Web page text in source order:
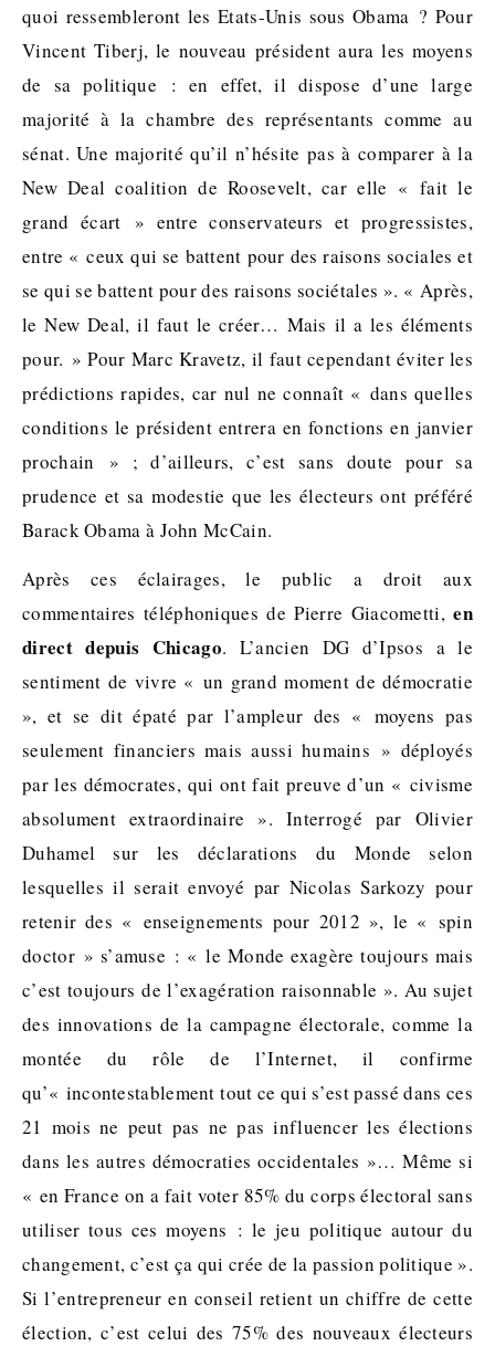
quoi ressembleront les Etats-Unis sous Obama ? Pour
Vincent Tiberj, le nouveau président aura les moyens
de sa politique : en effet, il dispose d’une large
majorité à la chambre des représentants comme au
sénat. Une majorité qu’il n’hésite pas à comparer à la
New Deal coalition de Roosevelt, car elle « fait le
grand écart » entre conservateurs et progressistes,
entre « ceux qui se battent pour des raisons sociales et
se qui se battent pour des raisons sociétales ». « Après,
le New Deal, il faut le créer… Mais il a les éléments
pour. » Pour Marc Kravetz, il faut cependant éviter les
prédictions rapides, car nul ne connaît « dans quelles
conditions le président entrera en fonctions en janvier
prochain » ; d’ailleurs, c’est sans doute pour sa
prudence et sa modestie que les électeurs ont préféré
Barack Obama à John McCain.
Après ces éclairages, le public a droit aux
commentaires téléphoniques de Pierre Giacometti,en
direct depuis Chicago. L’ancien DG d’Ipsos a le
sentiment de vivre « un grand moment de démocratie
», et se dit épaté par l’ampleur des « moyens pas
seulement financiers mais aussi humains » déployés
par les démocrates, qui ont fait preuve d’un « civisme
absolument extraordinaire ». Interrogé par Olivier
Duhamel sur les déclarations du Monde selon
lesquelles il serait envoyé par Nicolas Sarkozy pour
retenir des « enseignements pour 2012 », le « spin
doctor » s’amuse : « le Monde exagère toujours mais
c’est toujours de l’exagération raisonnable ». Au sujet
des innovations de la campagne électorale, comme la
montée du rôle de l’Internet, il confirme
qu’« incontestablement tout ce qui s’est passé dans ces
21 mois ne peut pas ne pas influencer les élections
dans les autres démocraties occidentales »… Même si
« en France on a fait voter 85% du corps électoral sans
utiliser tous ces moyens : le jeu politique autour du
changement, c’est ça qui crée de la passion politique ».
Si l’entrepreneur en conseil retient un chiffre de cette
élection, c’est celui des 75% des nouveaux électeurs